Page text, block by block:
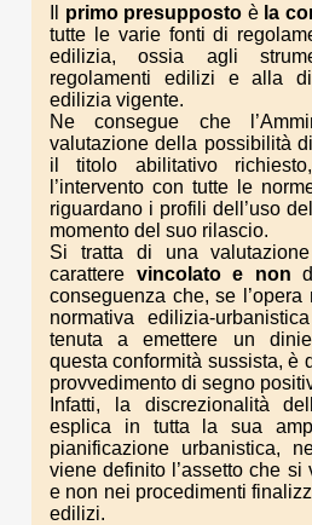
primo presupposto è la
tutte le varie fonti di
edilizia, ossia agli
regolamenti edilizi e alla
edilizia vigente.
Ne consegue che
valutazione della possibilità
il titolo abilitativo
l’intervento con tutte le
riguardano i profili dell’uso
momento del suo rilascio.
Si tratta di una
carattere vincolato e non
conseguenza che, se
normativa edilizia-
tenuta a emettere un
questa conformità sussista, è
provvedimento di segno
Infatti, la discrezionalità
esplica in tutta la sua
pianificazione urbanistica,
viene definito l’assetto che si
e non nei procedimenti
edilizi.